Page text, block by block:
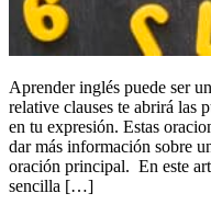
Aprender inglés puede ser
relative clauses te abrirá las
en tu expresión. Estas
dar más información sobre
oración principal. En este
sencilla […]